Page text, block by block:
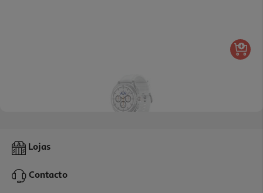
Smartwatch Samsung Watch8 Classic Lte 46mm Branco
449,99 €
Lojas
Contacto